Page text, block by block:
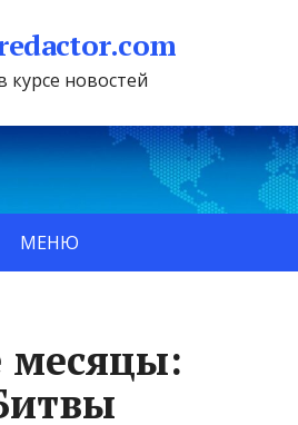
курсе новостей
МЕНЮ
месяцы: